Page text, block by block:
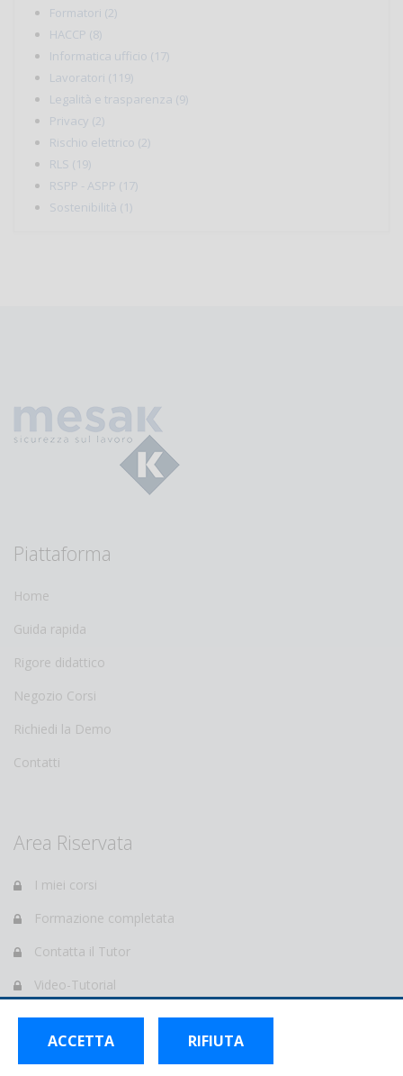
RIFIUTA
ACCETTA
Formatori (2)
HACCP (8)
Informatica ufficio (17)
Lavoratori (119)
Legalità e trasparenza (9)
Privacy (2)
Rischio elettrico (2)
RLS (19)
RSPP - ASPP (17)
Sostenibilità (1)
Piattaforma
Home
Guida rapida
Rigore didattico
Negozio Corsi
Richiedi la Demo
Contatti
Area Riservata
I miei corsi
Formazione completata
Contatta il Tutor
Video-Tutorial
e-Learning Forum
Profilo personale